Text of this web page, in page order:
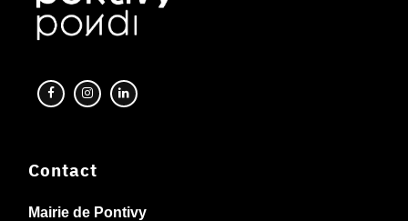
Contact
Mairie de Pontivy